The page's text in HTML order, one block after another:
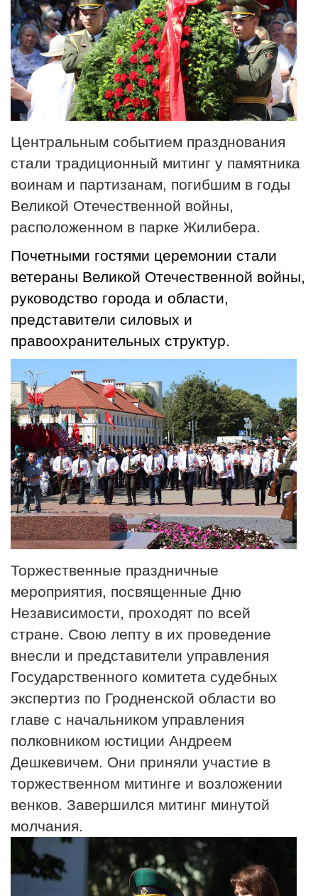
Центральным событием празднования
стали традиционный митинг у памятника
воинам и партизанам, погибшим в годы
Великой Отечественной войны,
расположенном в парке Жилибера.
Почетными гостями церемонии стали
ветераны Великой Отечественной войны,
руководство города и области,
представители силовых и
правоохранительных структур.
Торжественные праздничные
мероприятия, посвященные Дню
Независимости, проходят по всей
стране. Свою лепту в их проведение
внесли и представители управления
Государственного комитета судебных
экспертиз по Гродненской области во
главе с начальником управления
полковником юстиции Андреем
Дешкевичем. Они приняли участие в
торжественном митинге и возложении
венков. Завершился митинг минутой
молчания.